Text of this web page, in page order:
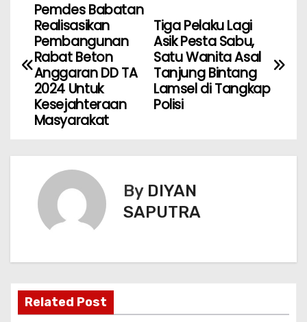
Tiga Pelaku Lagi
Asik Pesta Sabu,
Satu Wanita Asal
Tanjung Bintang
Lamsel di Tangkap
Polisi
Pemdes Babatan
Realisasikan
Pembangunan
Rabat Beton
Anggaran DD TA
2024 Untuk
Kesejahteraan
Masyarakat
By DIYAN
SAPUTRA
Related Post